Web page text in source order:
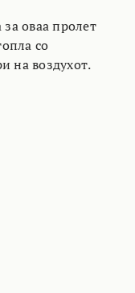
оваа пролет
со
на воздухот.